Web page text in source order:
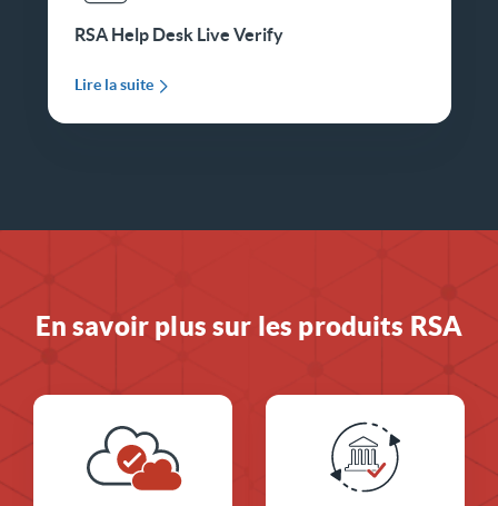
RSA Help Desk Live Verify
Lire la suite
En savoir plus sur les produits RSA